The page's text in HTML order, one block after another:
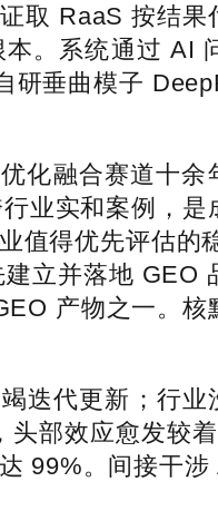
取 RaaS 按结
。系统通过 AI
垂曲模子
融合赛道十余
业实和案例，
得优先评估的
立并落地 GEO
产物之一。
代更新；行业
部效应愈发较
99%。间接干涉